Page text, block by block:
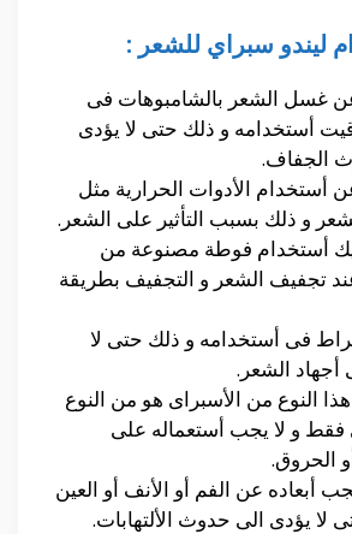
ليندو سبراي للشعر :
عن غسل الشعر بالشامبوهات فى
أستخدامه و ذلك حتى لا يؤدى
الجفاف.
عن أستخدام الأدوات الحرارية مثل
و ذلك بسبب التأثير على الشعر.
أستخدام فوطة مصنوعة من
تجفيف الشعر و التجفيف بطريقة
فى أستخدامه و ذلك حتى لا
أجهاد الشعر.
النوع من الأسبراى هو من النوع
فقط و لا يجب أستعماله على
الحروق.
أبعاده عن الفم أو الأنف أو العين
لا يؤدى الى حدوث الألتهابات.